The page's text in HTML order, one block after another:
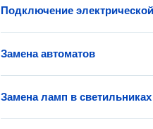
Подключение
Замена автоматов
Замена ламп в светильниках